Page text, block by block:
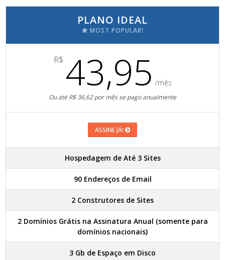
PLANO IDEAL
MOST POPULAR!
R$ 43,95 /mês
Ou até R$ 36,62 por mês se pago anualmente
ASSINE JÁ!
Hospedagem de Até 3 Sites
90 Endereços de Email
2 Construtores de Sites
2 Domínios Grátis na Assinatura Anual (somente para
domínios nacionais)
3 Gb de Espaço em Disco